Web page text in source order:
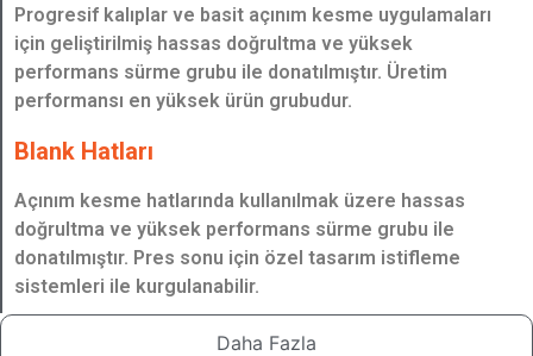
Progresif kalıplar ve basit açınım kesme uygulamaları
için geliştirilmiş hassas doğrultma ve yüksek
performans sürme grubu ile donatılmıştır. Üretim
performansı en yüksek ürün grubudur.
Blank Hatları
Açınım kesme hatlarında kullanılmak üzere hassas
doğrultma ve yüksek performans sürme grubu ile
donatılmıştır. Pres sonu için özel tasarım istifleme
sistemleri ile kurgulanabilir.
Daha Fazla